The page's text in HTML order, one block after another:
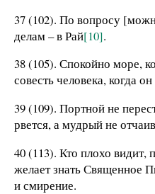
37 (102). По вопросу
делам – в Рай[10].
38 (105). Спокойно море,
совесть человека, когда
39 (109). Портной не
рвется, а мудрый не
40 (113). Кто плохо видит,
желает знать Священное
и смирение.